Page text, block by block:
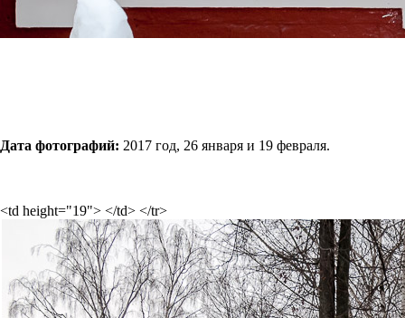
Дата фотографий: 2017 год, 26 января и 19 февраля.
<td height="19"> </td> </tr>